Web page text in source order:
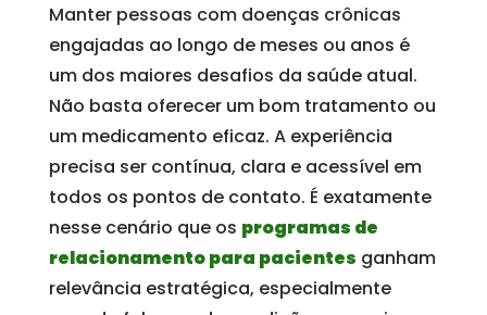
Manter pessoas com doenças crônicas
engajadas ao longo de meses ou anos é
um dos maiores desafios da saúde atual.
Não basta oferecer um bom tratamento ou
um medicamento eficaz. A experiência
precisa ser contínua, clara e acessível em
todos os pontos de contato. É exatamente
nesse cenário que os programas de
relacionamento para pacientes ganham
relevância estratégica, especialmente